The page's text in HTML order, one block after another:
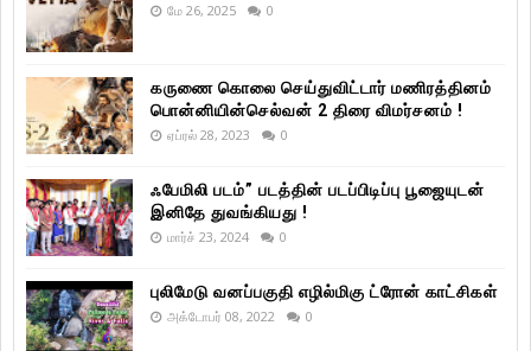
மே 26, 2025 0
கருணை கொலை செய்துவிட்டார் மணிரத்தினம்
பொன்னியின்செல்வன் 2 திரை விமர்சனம் !
ஏப்ரல் 28, 2023 0
ஃபேமிலி படம்” படத்தின் படப்பிடிப்பு பூஜையுடன்
இனிதே துவங்கியது !
மார்ச் 23, 2024 0
புலிமேடு வனப்பகுதி எழில்மிகு ட்ரோன் காட்சிகள்
அக்டோபர் 08, 2022 0